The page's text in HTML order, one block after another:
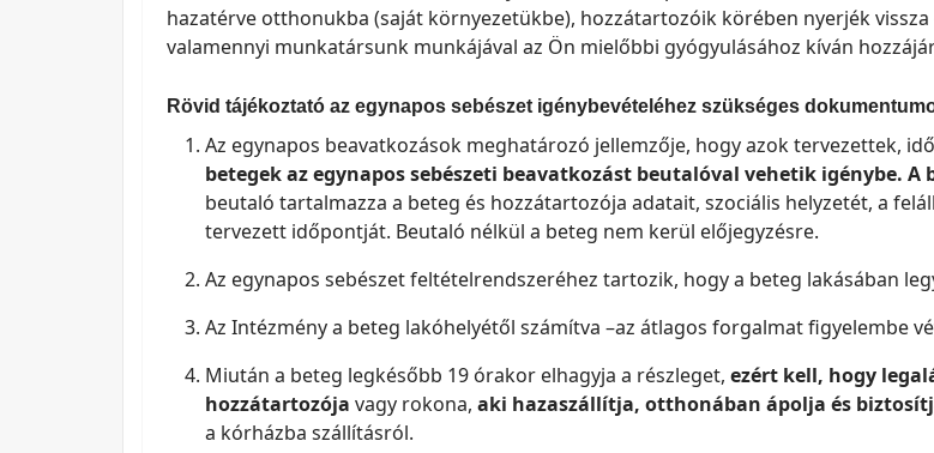
hazatérve otthonukba (saját környezetükbe), hozzátartozóik körében nyerjék
valamennyi munkatársunk munkájával az Ön mielőbbi gyógyulásához kíván
Rövid tájékoztató az egynapos sebészet igénybevételéhez szükséges
Az egynapos beavatkozások meghatározó jellemzője, hogy azok tervezettek,
betegek az egynapos sebészeti beavatkozást beutalóval vehetik igénybe.
beutaló tartalmazza a beteg és hozzátartozója adatait, szociális helyzetét, a
tervezett időpontját. Beutaló nélkül a beteg nem kerül előjegyzésre.
Az egynapos sebészet feltételrendszeréhez tartozik, hogy a beteg lakásában
Az Intézmény a beteg lakóhelyétől számítva –az átlagos forgalmat figyelembe
Miután a beteg legkésőbb 19 órakor elhagyja a részleget, ezért kell, hogy
hozzátartozója vagy rokona, aki hazaszállítja, otthonában ápolja és
a kórházba szállításról.